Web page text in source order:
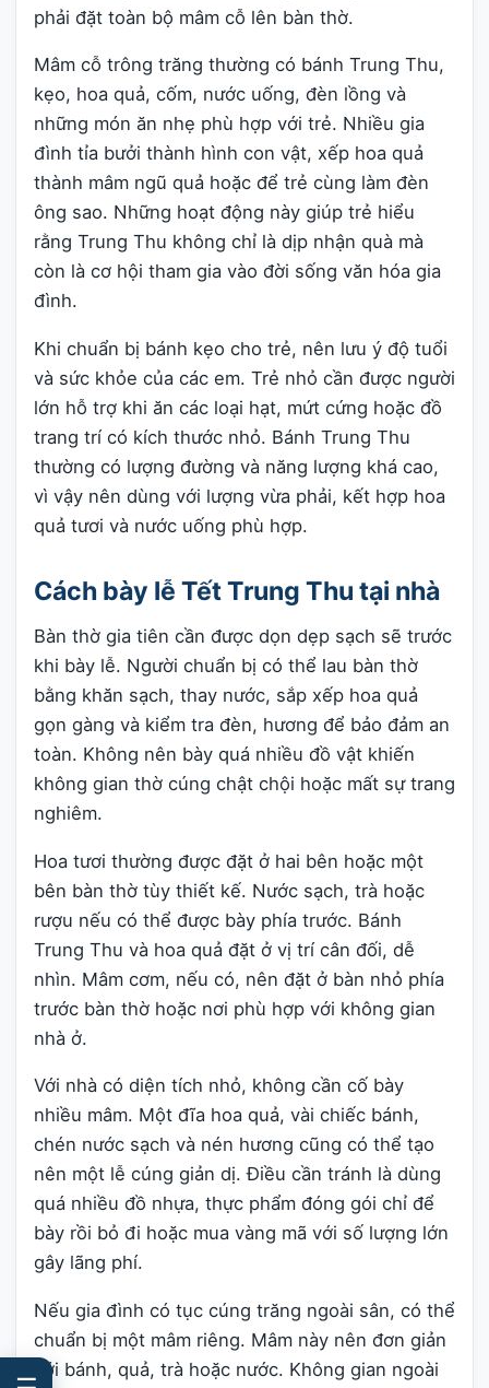
phải đặt toàn bộ mâm cỗ lên bàn thờ.
Mâm cỗ trông trăng thường có bánh Trung Thu,
kẹo, hoa quả, cốm, nước uống, đèn lồng và
những món ăn nhẹ phù hợp với trẻ. Nhiều gia
đình tỉa bưởi thành hình con vật, xếp hoa quả
thành mâm ngũ quả hoặc để trẻ cùng làm đèn
ông sao. Những hoạt động này giúp trẻ hiểu
rằng Trung Thu không chỉ là dịp nhận quà mà
còn là cơ hội tham gia vào đời sống văn hóa gia
đình.
Khi chuẩn bị bánh kẹo cho trẻ, nên lưu ý độ tuổi
và sức khỏe của các em. Trẻ nhỏ cần được người
lớn hỗ trợ khi ăn các loại hạt, mứt cứng hoặc đồ
trang trí có kích thước nhỏ. Bánh Trung Thu
thường có lượng đường và năng lượng khá cao,
vì vậy nên dùng với lượng vừa phải, kết hợp hoa
quả tươi và nước uống phù hợp.
Cách bày lễ Tết Trung Thu tại nhà
Bàn thờ gia tiên cần được dọn dẹp sạch sẽ trước
khi bày lễ. Người chuẩn bị có thể lau bàn thờ
bằng khăn sạch, thay nước, sắp xếp hoa quả
gọn gàng và kiểm tra đèn, hương để bảo đảm an
toàn. Không nên bày quá nhiều đồ vật khiến
không gian thờ cúng chật chội hoặc mất sự trang
nghiêm.
Hoa tươi thường được đặt ở hai bên hoặc một
bên bàn thờ tùy thiết kế. Nước sạch, trà hoặc
rượu nếu có thể được bày phía trước. Bánh
Trung Thu và hoa quả đặt ở vị trí cân đối, dễ
nhìn. Mâm cơm, nếu có, nên đặt ở bàn nhỏ phía
trước bàn thờ hoặc nơi phù hợp với không gian
nhà ở.
Với nhà có diện tích nhỏ, không cần cố bày
nhiều mâm. Một đĩa hoa quả, vài chiếc bánh,
chén nước sạch và nén hương cũng có thể tạo
nên một lễ cúng giản dị. Điều cần tránh là dùng
quá nhiều đồ nhựa, thực phẩm đóng gói chỉ để
bày rồi bỏ đi hoặc mua vàng mã với số lượng lớn
gây lãng phí.
Nếu gia đình có tục cúng trăng ngoài sân, có thể
chuẩn bị một mâm riêng. Mâm này nên đơn giản
với bánh, quả, trà hoặc nước. Không gian ngoài